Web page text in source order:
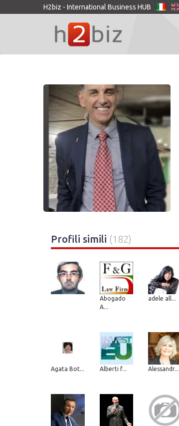
H2biz - International Business HUB
Profili simili (182)
Abogado
A...
adele all...
Agata Bot... Alberti f... Alessandr...